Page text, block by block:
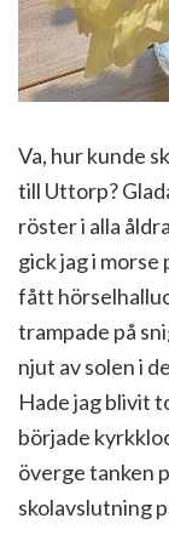
Va, hur kunde
till Uttorp?
röster i alla
gick jag i morse
fått
trampade på
njut av solen i
Hade jag blivit
började
överge tanken
skolavslutning